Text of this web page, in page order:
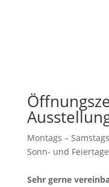
Montags –
Sonn- und
Sehr gerne